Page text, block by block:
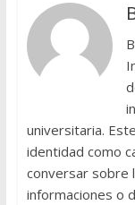
universitaria.
identidad como
conversar sobre
informaciones o